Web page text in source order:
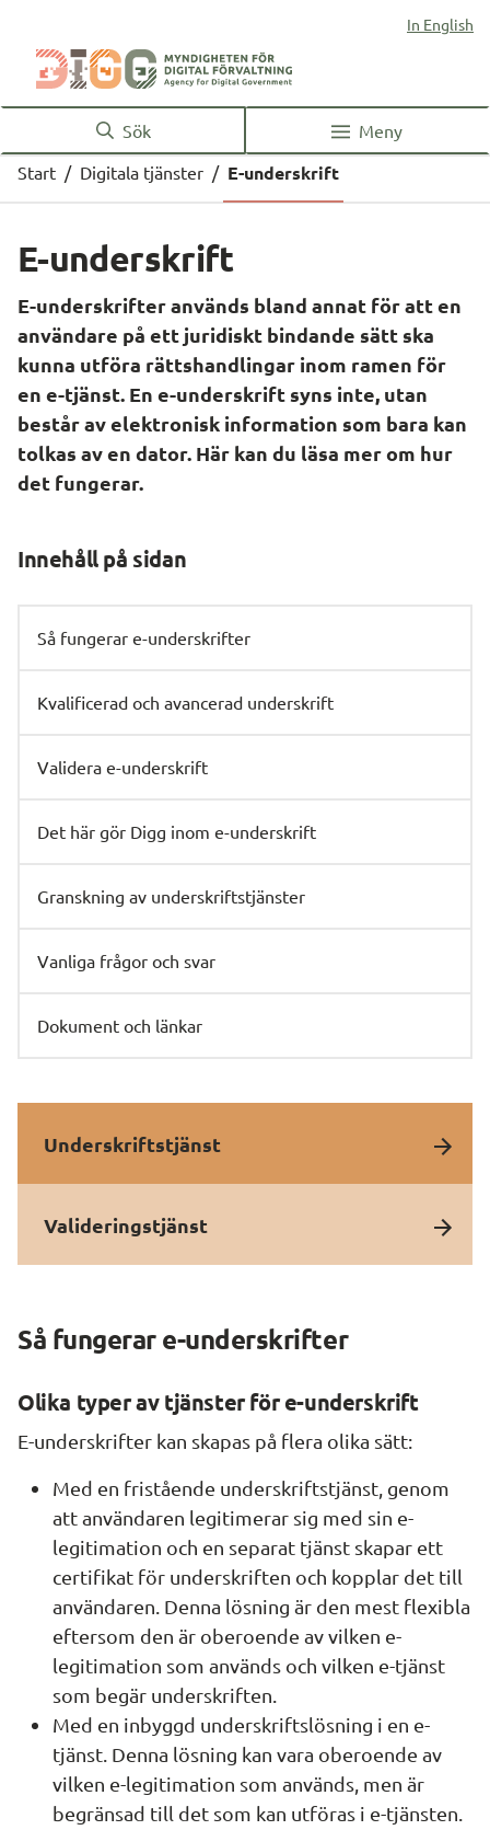
In English
Sök
Meny
Start / Digitala tjänster / E-underskrift
E-underskrift
E-underskrifter används bland annat för att en
användare på ett juridiskt bindande sätt ska
kunna utföra rättshandlingar inom ramen för
en e-tjänst. En e-underskrift syns inte, utan
består av elektronisk information som bara kan
tolkas av en dator. Här kan du läsa mer om hur
det fungerar.
Innehåll på sidan
Så fungerar e-underskrifter
Kvalificerad och avancerad underskrift
Validera e-underskrift
Det här gör Digg inom e-underskrift
Granskning av underskriftstjänster
Vanliga frågor och svar
Dokument och länkar
Underskriftstjänst
Valideringstjänst
Så fungerar e-underskrifter
Olika typer av tjänster för e-underskrift
E-underskrifter kan skapas på flera olika sätt:
Med en fristående underskriftstjänst, genom
att användaren legitimerar sig med sin e-
legitimation och en separat tjänst skapar ett
certifikat för underskriften och kopplar det till
användaren. Denna lösning är den mest flexibla
eftersom den är oberoende av vilken e-
legitimation som används och vilken e-tjänst
som begär underskriften.
Med en inbyggd underskriftslösning i en e-
tjänst. Denna lösning kan vara oberoende av
vilken e-legitimation som används, men är
begränsad till det som kan utföras i e-tjänsten.